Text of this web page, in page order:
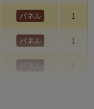
パネル 1
パネル 1
パネル 1